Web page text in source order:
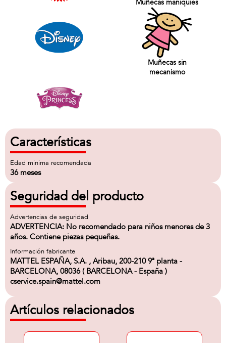
Muñecas maniquies
Muñecas sin
mecanismo
Características
Edad minima recomendada
36 meses
Seguridad del producto
Advertencias de seguridad
ADVERTENCIA: No recomendado para niños menores de 3
años. Contiene piezas pequeñas.
Información fabricante
MATTEL ESPAÑA, S.A. , Aribau, 200-210 9ª planta -
BARCELONA, 08036 ( BARCELONA - España )
cservice.spain@mattel.com
Artículos relacionados